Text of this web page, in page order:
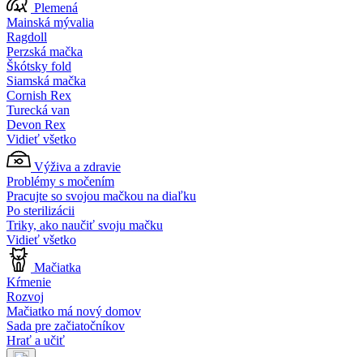
Plemená
Mainská mývalia
Ragdoll
Perzská mačka
Škótsky fold
Siamská mačka
Cornish Rex
Turecká van
Devon Rex
Vidieť všetko
Výživa a zdravie
Problémy s močením
Pracujte so svojou mačkou na diaľku
Po sterilizácii
Triky, ako naučiť svoju mačku
Vidieť všetko
Mačiatka
Kŕmenie
Rozvoj
Mačiatko má nový domov
Sada pre začiatočníkov
Hrať a učiť